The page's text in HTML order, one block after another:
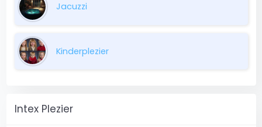
Jacuzzi
Kinderplezier
Intex Plezier